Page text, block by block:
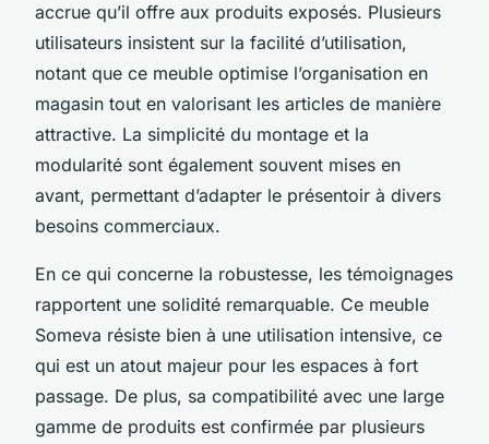
accrue qu’il offre aux produits exposés. Plusieurs
utilisateurs insistent sur la facilité d’utilisation,
notant que ce meuble optimise l’organisation en
magasin tout en valorisant les articles de manière
attractive. La simplicité du montage et la
modularité sont également souvent mises en
avant, permettant d’adapter le présentoir à divers
besoins commerciaux.
En ce qui concerne la robustesse, les témoignages
rapportent une solidité remarquable. Ce meuble
Someva résiste bien à une utilisation intensive, ce
qui est un atout majeur pour les espaces à fort
passage. De plus, sa compatibilité avec une large
gamme de produits est confirmée par plusieurs